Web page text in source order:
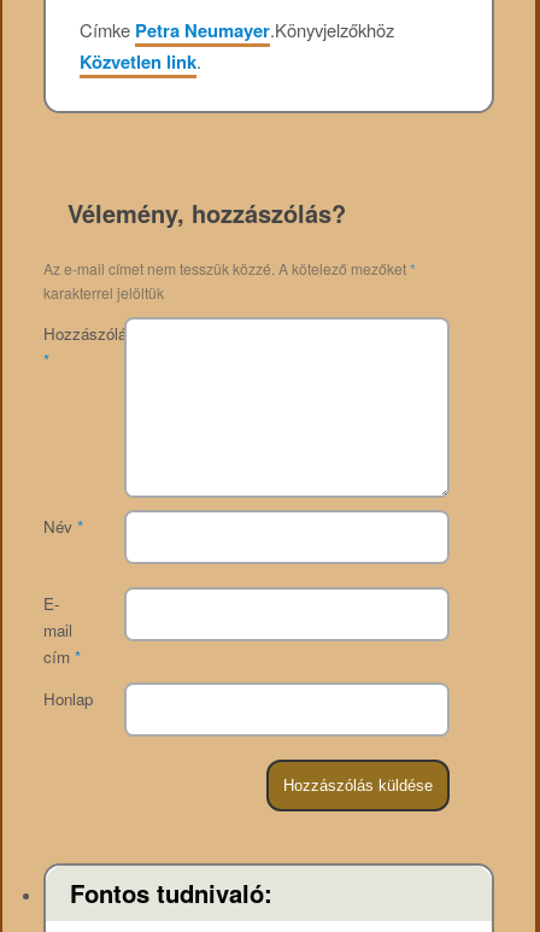
Címke Petra Neumayer.Könyvjelzőkhöz
Közvetlen link.
Vélemény, hozzászólás?
Az e-mail címet nem tesszük közzé. A kötelező mezőket*
karakterrel jelöltük
Hozzászólás
*
Név *
E-
mail
cím *
Honlap
Fontos tudnivaló: